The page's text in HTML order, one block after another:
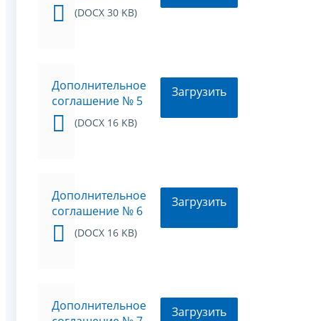
(DOCX 30 KB)
Дополнительное
соглашение № 5
(DOCX 16 KB)
Загрузить
Дополнительное
соглашение № 6
(DOCX 16 KB)
Загрузить
Дополнительное
Загрузить